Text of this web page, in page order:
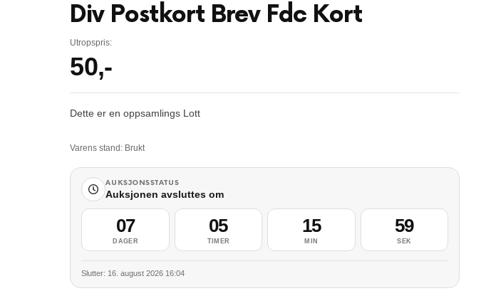
Div Postkort Brev Fdc Kort
Utropspris:
50,-
Dette er en oppsamlings Lott
Varens stand: Brukt
AUKSJONSSTATUS
Auksjonen avsluttes om
07
DAGER
05
TIMER
15
MIN
58
SEK
Slutter: 16. august 2026 16:04